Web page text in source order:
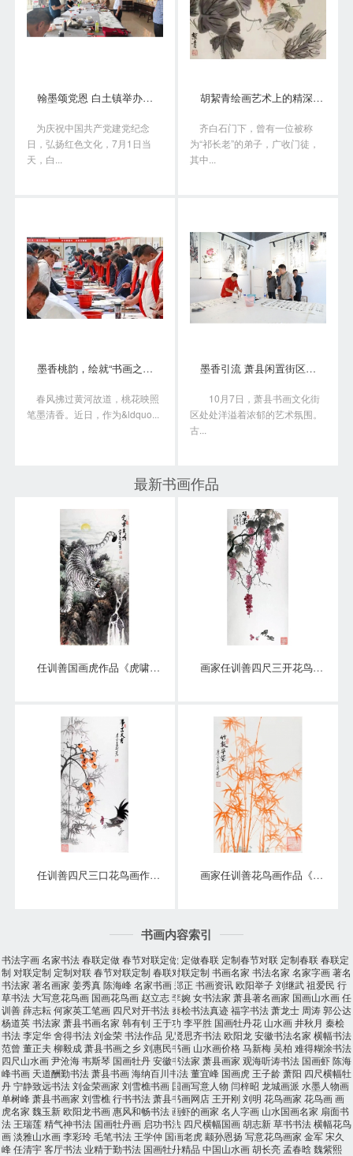
翰墨颂党恩 白土镇举办书画笔会庆“七一”
为庆祝中国共产党建党纪念
日，弘扬红色文化，7月1日当
天，白...
胡絜青绘画艺术上的精深造诣从何而来?
齐白石门下，曾有一位被称
为“祁长老”的弟子，广收门徒，
其中...
墨香桃韵，绘就“书画之乡”新画卷
春风拂过黄河故道，桃花映照
笔墨清香。近日，作为&ldquo...
墨香引流 萧县闲置街区变身书画艺术聚落
10月7日，萧县书画文化街
区处处洋溢着浓郁的艺术氛围。
古...
最新书画作品
任训善国画虎作品《虎啸泉鸣》四尺整张真迹 画家任训善四尺三开花鸟画作品《硕果》
任训善四尺三口花鸟画作品《事事大吉》 画家任训善花鸟画作品《竹报平安》
书画内容索引
书法字画名家书法春联定做春节对联定做 定做春联 定制春节对联 定制春联春联定
制 对联定制 定制对联春节对联定制 春联对联定制 书画名家 书法名家 名家字画著名
书法家 著名画家 姜秀真陈海峰名家书画郑正 书画资讯欧阳举子刘继武祖爱民 行
草书法 大写意花鸟画 国画花鸟画 赵立志李婉 女书法家 萧县著名画家 国画山水画任
训善薛志耘何家英工笔画 四尺对开书法秦桧书法真迹福字书法萧龙士 周涛郭公达
杨道英书法家 萧县书画名家 韩有钊 王于功 李平胜 国画牡丹花 山水画井秋月 秦桧
书法李定华舍得书法刘金荣书法作品 见贤思齐书法欧阳龙安徽书法名家 横幅书法
范曾 董正夫 柳毅成萧县书画之乡刘惠民书画 山水画价格马新梅吴柏 难得糊涂书法
四尺山水画尹沧海韦斯琴 国画牡丹安徽书法家 萧县画家 观海听涛书法 国画虾陈海
峰书画 天道酬勤书法萧县书画海纳百川书法董宜峰 国画虎 王子龄萧阳 四尺横幅牡
丹宁静致远书法刘金荣画家 刘雪樵书画 国画写意人物 闫梓昭 龙城画派 水墨人物画
单树峰萧县书画家 刘雪樵行书书法萧县书画网店 王开刚刘明 花鸟画家 花鸟画画
虎名家 魏玉新欧阳龙书画惠风和畅书法画虾的画家 名人字画 山水国画名家 扇面书
法 王瑞莲精气神书法 国画牡丹画 启功书法 四尺横幅国画胡志新草书书法横幅花鸟
画淡雅山水画李彩玲毛笔书法 王学仲 国画老虎颛孙恩扬 写意花鸟画家 金军宋久
峰任清宇客厅书法业精于勤书法 国画牡丹精品 中国山水画胡长亮孟春晗魏紫熙